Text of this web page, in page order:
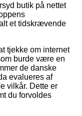
butik på nettet
et tidskrævende
tjekke om internet
burde være en
de danske
evalueres af
vilkår. Dette er
du forvoldes